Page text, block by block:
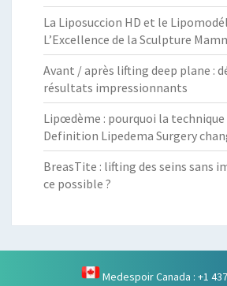
La Liposuccion HD et le
L’Excellence de la Sculpture
Avant / après lifting deep plane :
résultats impressionnants
Lipœdème : pourquoi la technique
Definition Lipedema Surgery
BreasTite : lifting des seins sans
ce possible ?
Medespoir Canada : +1